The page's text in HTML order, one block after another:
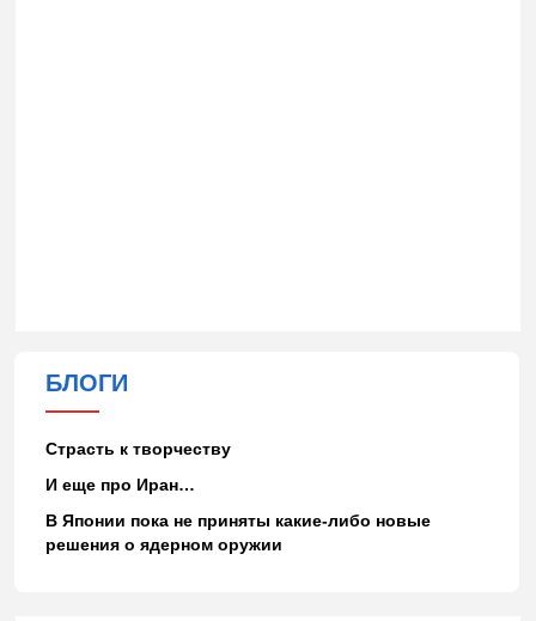
БЛОГИ
Страсть к творчеству
И еще про Иран…
В Японии пока не приняты какие-либо новые
решения о ядерном оружии